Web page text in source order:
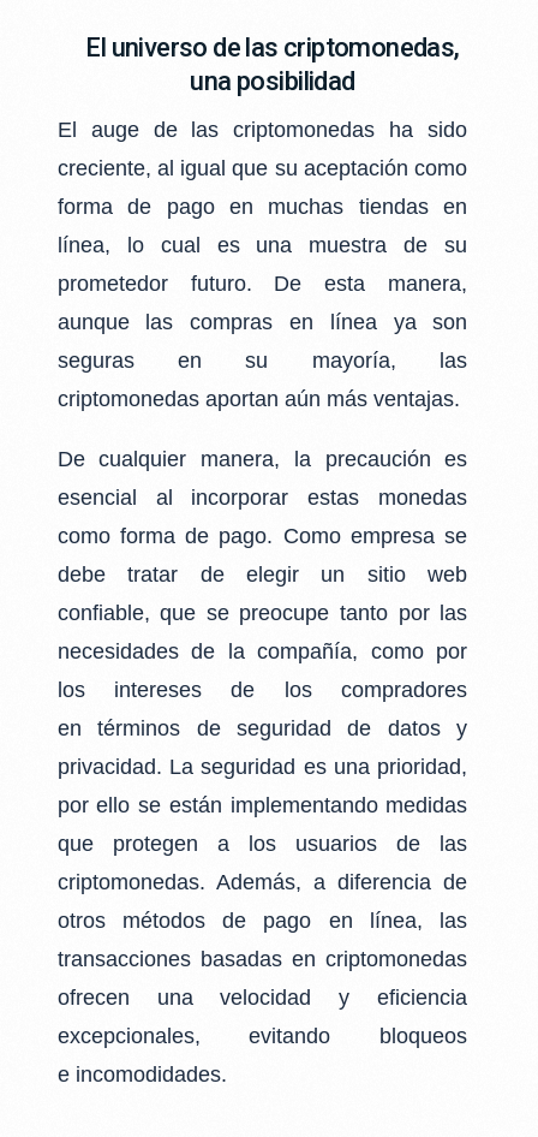
El universo de las criptomonedas,
una posibilidad
El auge de las criptomonedas ha sido
creciente, al igual que su aceptación como
forma de pago en muchas tiendas en
línea, lo cual es una muestra de su
prometedor futuro. De esta manera,
aunque las compras en línea ya son
seguras en su mayoría, las
criptomonedas aportan aún más ventajas.
De cualquier manera, la precaución es
esencial al incorporar estas monedas
como forma de pago. Como empresa se
debe tratar de elegir un sitio web
confiable, que se preocupe tanto por las
necesidades de la compañía, como por
los intereses de los compradores
en términos de seguridad de datos y
privacidad. La seguridad es una prioridad,
por ello se están implementando medidas
que protegen a los usuarios de las
criptomonedas. Además, a diferencia de
otros métodos de pago en línea, las
transacciones basadas en criptomonedas
ofrecen una velocidad y eficiencia
excepcionales, evitando bloqueos
e incomodidades.